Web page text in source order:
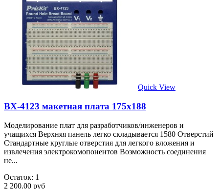
Quick View
BX-4123 макетная плата 175х188
Моделирование плат для разработчиков/инженеров и
учащихся Верхняя панель легко складывается 1580 Отверстий
Стандартные круглые отверстия для легкого вложения и
извлечения электрокомопонентов Возможность соединения
не...
Остаток: 1
2 200.00 руб